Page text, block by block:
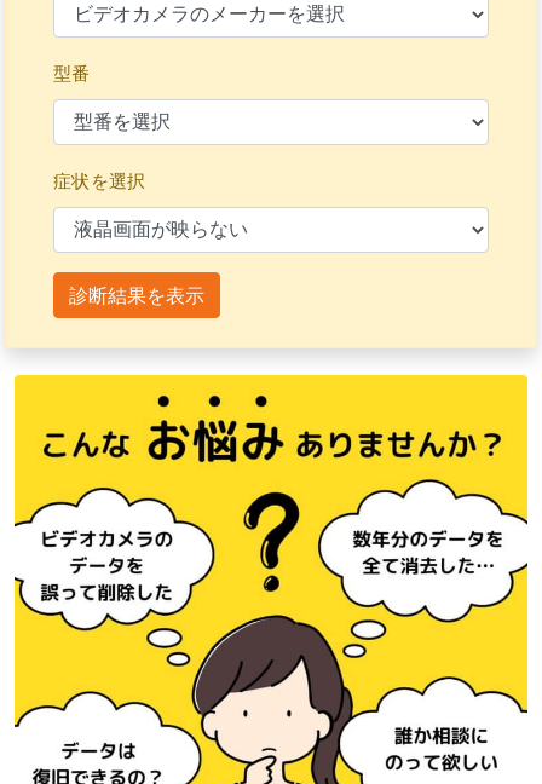
型番
症状を選択
診断結果を表示